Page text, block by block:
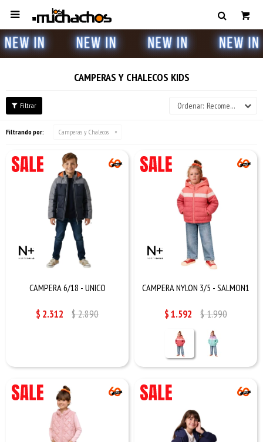

CAMPERAS Y CHALECOS KIDS
Recomendados
Filtrando por: Camperas y Chalecos
CAMPERA 6/18 - UNICO
$ 2.312 $2.890
CAMPERA NYLON 3/5 - SALMON1
$1.592 $1.990